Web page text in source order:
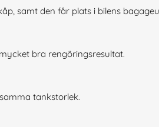
samt den får plats i bilens
bra rengöringsresultat.
tankstorlek.